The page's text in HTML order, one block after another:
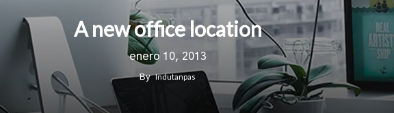
A new office location
enero 10, 2013
By Indutanpas